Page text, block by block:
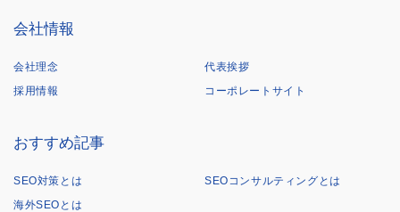
会社情報
会社理念
代表挨拶
採用情報
コーポレートサイト
おすすめ記事
SEO対策とは
SEOコンサルティングとは
海外SEOとは